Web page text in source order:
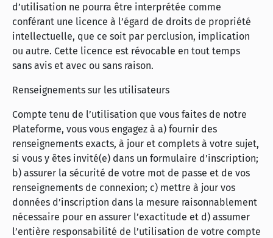
d’utilisation ne pourra être interprétée comme
conférant une licence à l’égard de droits de propriété
intellectuelle, que ce soit par perclusion, implication
ou autre. Cette licence est révocable en tout temps
sans avis et avec ou sans raison.
Renseignements sur les utilisateurs
Compte tenu de l’utilisation que vous faites de notre
Plateforme, vous vous engagez à a) fournir des
renseignements exacts, à jour et complets à votre sujet,
si vous y êtes invité(e) dans un formulaire d’inscription;
b) assurer la sécurité de votre mot de passe et de vos
renseignements de connexion; c) mettre à jour vos
données d’inscription dans la mesure raisonnablement
nécessaire pour en assurer l’exactitude et d) assumer
l’entière responsabilité de l’utilisation de votre compte